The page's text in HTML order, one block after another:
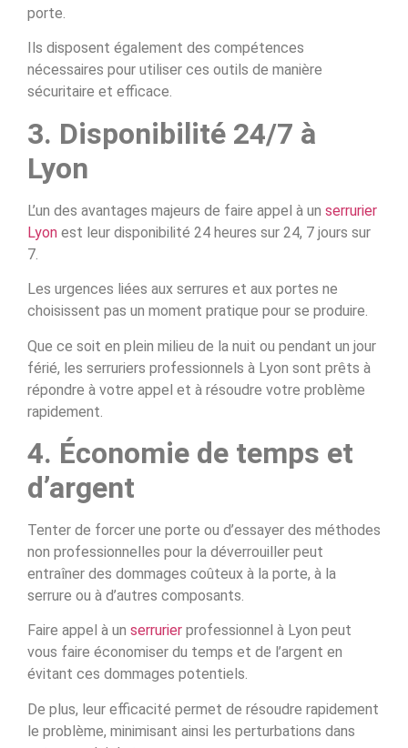
porte.
Ils disposent également des compétences
nécessaires pour utiliser ces outils de manière
sécuritaire et efficace.
3. Disponibilité 24/7 à
Lyon
L’un des avantages majeurs de faire appel à un serrurier
Lyon est leur disponibilité 24 heures sur 24, 7 jours sur
7.
Les urgences liées aux serrures et aux portes ne
choisissent pas un moment pratique pour se produire.
Que ce soit en plein milieu de la nuit ou pendant un jour
férié, les serruriers professionnels à Lyon sont prêts à
répondre à votre appel et à résoudre votre problème
rapidement.
4. Économie de temps et
d’argent
Tenter de forcer une porte ou d’essayer des méthodes
non professionnelles pour la déverrouiller peut
entraîner des dommages coûteux à la porte, à la
serrure ou à d’autres composants.
Faire appel à un serrurier professionnel à Lyon peut
vous faire économiser du temps et de l’argent en
évitant ces dommages potentiels.
De plus, leur efficacité permet de résoudre rapidement
le problème, minimisant ainsi les perturbations dans